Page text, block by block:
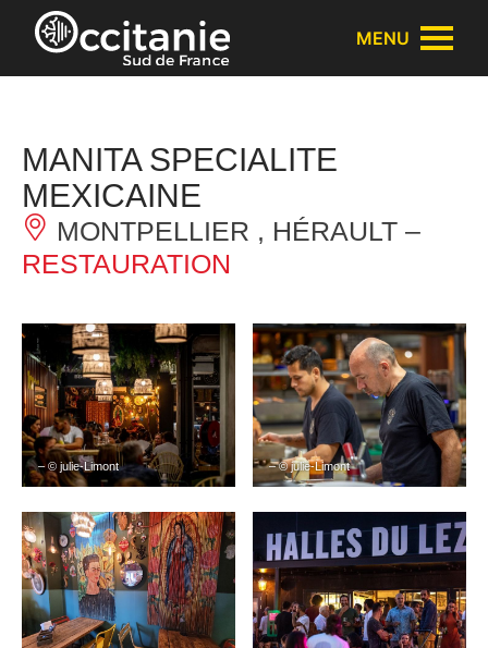
Panneau de gestion des cookies
MENU
MANITA SPECIALITE
MEXICAINE
MONTPELLIER , HÉRAULT –
RESTAURATION
– © julie-Limont – © julie-Limont